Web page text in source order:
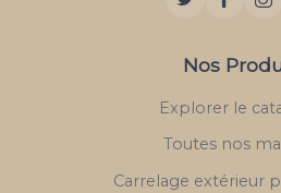
Nos
Explorer le
Toutes nos
Carrelage extérieur